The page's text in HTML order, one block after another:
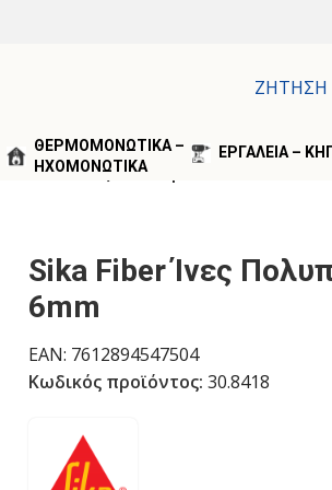
ΘΕΡΜΟΜΟΝΩΤΙΚΑ –
ΗΧΟΜΟΝΩΤΙΚΑ
ΕΡΓΑΛΕΙΑ –
Sika Fiber Ίνες Πολυπροπυλενίου 6mm
Sika Fiber Ίνες
6mm
EAN: 7612894547504
Κωδικός προϊόντος: 30.8418